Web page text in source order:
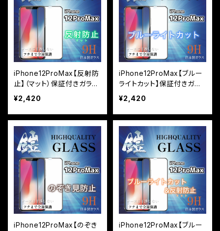
iPhone12ProMax【反射防
止】（マット）保証付きガラス
フィルム『鎧』全面フルカバ
¥2,420
iPhone12ProMax【ブルー
ライトカット】保証付きガラ
スフィルム『鎧』全面フルカ
バー
¥2,420
iPhone12ProMax【のぞき
iPhone12ProMax【ブルー